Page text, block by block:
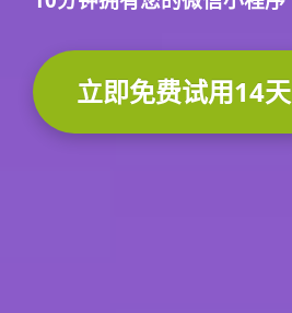
立即免费试用14天